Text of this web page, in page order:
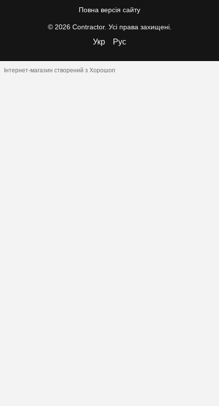
Повна версія сайту
© 2026 Contractor. Усі права захищені.
Укр Рус
Інтернет-магазин створений з Хорошоп